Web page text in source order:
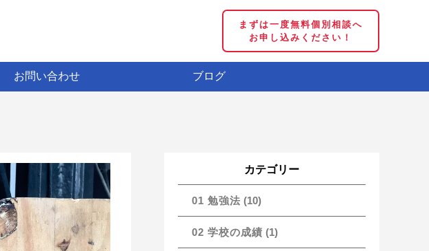
まずは一度無料個別相談へ
お申し込みください！
お問い合わせ ブログ
カテゴリー
01 勉強法 (10)
02 学校の成績 (1)